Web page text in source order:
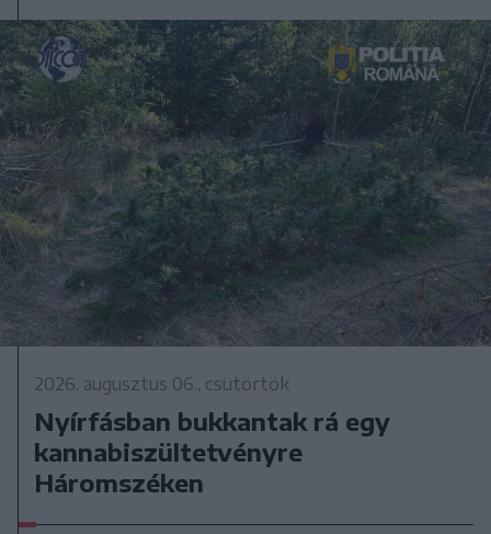
2026. augusztus 06., csütörtök
Nyírfásban bukkantak rá egy
kannabiszültetvényre
Háromszéken